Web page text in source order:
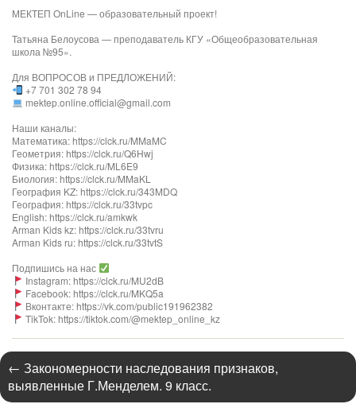
МЕКТЕП OnLine — образовательный проект!
Татьяна Белоусова — преподаватель КГУ «Общеобразовательная
школа №95».
Для ВОПРОСОВ и ПРЕДЛОЖЕНИЙ:
+7 701 302 78 94
mektep.online.official@gmail.com
Наши каналы:
Математика: https://clck.ru/MMaMC
Геометрия: https://clck.ru/Q6Hwj
Физика: https://clck.ru/ML6E9
Биология: https://clck.ru/MMaKL​​​​​​
География KZ: https://clck.ru/343MDQ
География: https://clck.ru/33tvpc
English: https://clck.ru/amkwk
Arman Kids kz: https://clck.ru/33tvru
Arman Kids ru: https://clck.ru/33tvtS
Подпишись на нас
Instagram: https://clck.ru/MU2dB
Facebook: https://clck.ru/MKQ5a
Вконтакте: https://vk.com/public191962382
TikTok: https://tiktok.com/@mektep_online_kz
← Закономерности наследования признаков,
выявленные Г.Менделем. 9 класс.